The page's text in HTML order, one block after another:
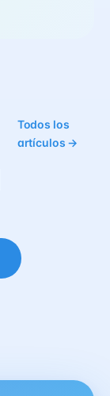
Todos los
artículos →